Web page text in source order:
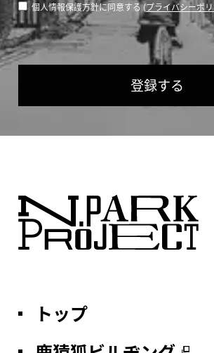
個人情報保護方針に同意する (プライバシーポ
登録する
human,
ignore
トップ